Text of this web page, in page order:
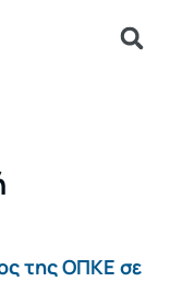
της ΟΠΚΕ σε